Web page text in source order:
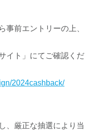
事前エントリーの上、
イト」にてご確認くだ
2024cashback/
、厳正な抽選により当